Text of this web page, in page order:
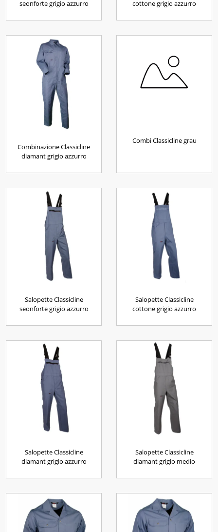
seonforte grigio azzurro cottone grigio azzurro
Combinazione Classicline
diamant grigio azzurro
Combi Classicline grau
Salopette Classicline
seonforte grigio azzurro
Salopette Classicline
cottone grigio azzurro
Salopette Classicline
diamant grigio azzurro
Salopette Classicline
diamant grigio medio